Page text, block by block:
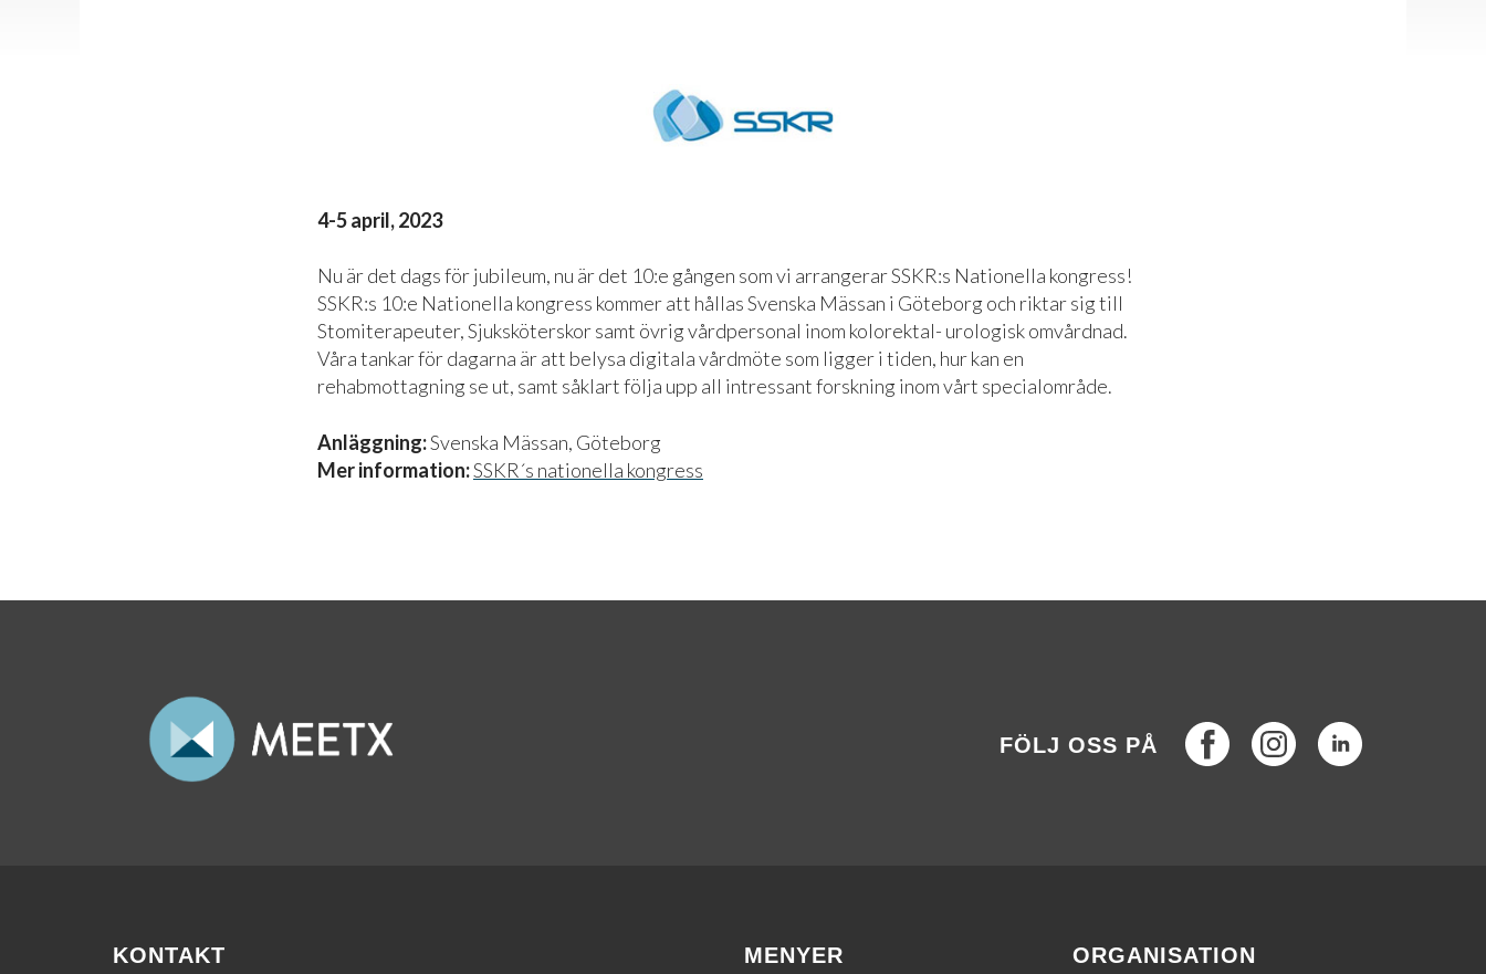
4-5 april, 2023
Nu är det dags för jubileum, nu är det 10:e gången som vi arrangerar SSKR:s Nationella kongress!
SSKR:s 10:e Nationella kongress kommer att hållas Svenska Mässan i Göteborg och riktar sig till
Stomiterapeuter, Sjuksköterskor samt övrig vårdpersonal inom kolorektal- urologisk omvårdnad.
Våra tankar för dagarna är att belysa digitala vårdmöte som ligger i tiden, hur kan en
rehabmottagning se ut, samt såklart följa upp all intressant forskning inom vårt specialområde.
Anläggning:Svenska Mässan, Göteborg
Mer information:SSKR´s nationella kongress
FÖLJ OSS PÅ
FacebookInstagramLinkedIn
KONTAKT MENYER ORGANISATION